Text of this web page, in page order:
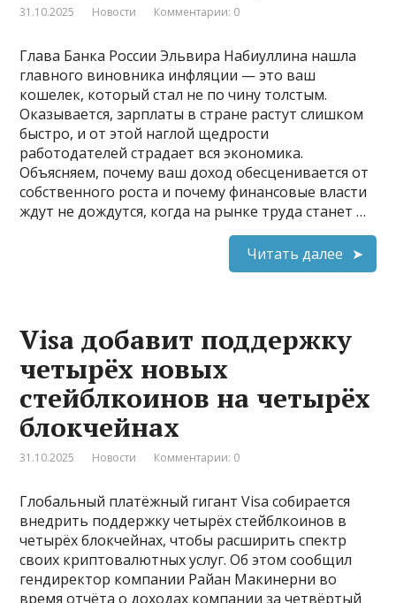
31.10.2025 Новости Комментарии: 0
Глава Банка России Эльвира Набиуллина нашла
главного виновника инфляции — это ваш
кошелек, который стал не по чину толстым.
Оказывается, зарплаты в стране растут слишком
быстро, и от этой наглой щедрости
работодателей страдает вся экономика.
Объясняем, почему ваш доход обесценивается от
собственного роста и почему финансовые власти
ждут не дождутся, когда на рынке труда станет …
Читать далее
Visa добавит поддержку
четырёх новых
стейблкоинов на четырёх
блокчейнах
31.10.2025 Новости Комментарии: 0
Глобальный платёжный гигант Visa собирается
внедрить поддержку четырёх стейблкоинов в
четырёх блокчейнах, чтобы расширить спектр
своих криптовалютных услуг. Об этом сообщил
гендиректор компании Райан Макинерни во
время отчёта о доходах компании за четвёртый